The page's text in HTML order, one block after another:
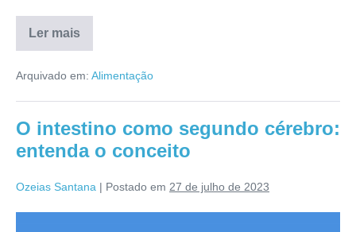
Ler mais
A
importância
chás
a
Arquivado em: Alimentação
O intestino como segundo cérebro:
entenda o conceito
Ozeias Santana | Postado em 27 de julho de 2023